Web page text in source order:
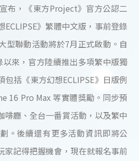
布，《東方Project》官方公認二
ECLIPSE》繁體中文版，事前登錄
型聯動活動將於7月正式啟動。自
來，官方陸續推出多項繁中版獨
括《東方幻想ECLIPSE》日版例
預
啡廳、全台一番賞活動，以及繁中
。後續還有更多活動資訊即將公
家記得把握機會，現在就報名事前